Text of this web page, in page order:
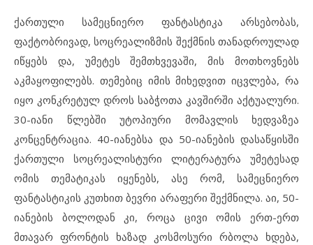
ქართული სამეცნიერო ფანტასტიკა არსებობას,
ფაქტობრივად, სოცრეალიზმის შექმნის თანადროულად
იწყებს და, უმეტეს შემთხვევაში, მის მოთხოვნებს
აკმაყოფილებს. თემებიც იმის მიხედვით იცვლება, რა
იყო კონკრეტულ დროს საბჭოთა კავშირში აქტუალური.
30-იანი წლებში უტოპიური მომავლის ხედვაზეა
კონცენტრაცია. 40-იანებსა და 50-იანების დასაწყისში
ქართული სოცრეალისტური ლიტერატურა უმეტესად
ომის თემატიკას იყენებს, ასე რომ, სამეცნიერო
ფანტასტიკის კუთხით ბევრი არაფერი შექმნილა. აი, 50-
იანების ბოლოდან კი, როცა ცივი ომის ერთ-ერთ
მთავარ ფრონტის ხაზად კოსმოსური რბოლა ხდება,